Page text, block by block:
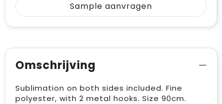
Sample aanvragen
Omschrijving
Sublimation on both sides included. Fine
polyester, with 2 metal hooks. Size 90cm.